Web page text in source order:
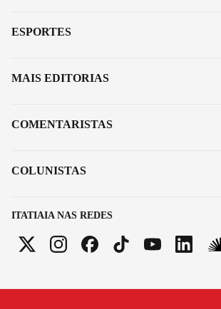
ITATIAIA NAS REDES
ESPORTES
MAIS EDITORIAS
COMENTARISTAS
COLUNISTAS